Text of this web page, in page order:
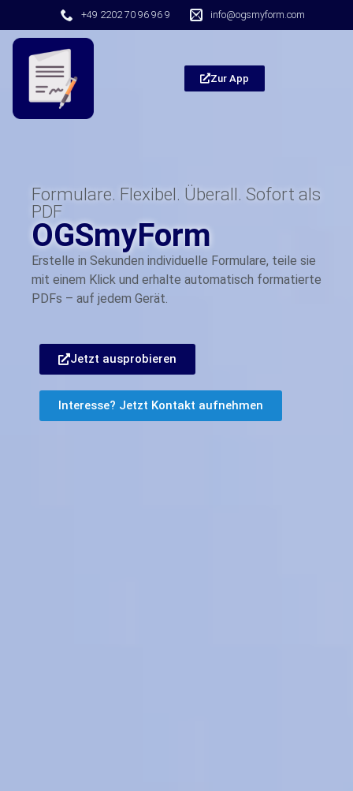
+49 2202 70 96 96 9 info@ogsmyform.com
Zur App
Formulare. Flexibel. Überall. Sofort als
PDF
OGSmyForm
Erstelle in Sekunden individuelle Formulare, teile sie
mit einem Klick und erhalte automatisch formatierte
PDFs – auf jedem Gerät.
Jetzt ausprobieren
Interesse? Jetzt Kontakt aufnehmen